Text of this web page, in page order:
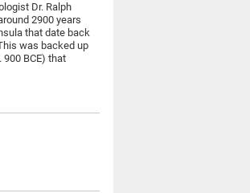
Dr. Ralph
2900 years
that date back
was backed up
BCE) that